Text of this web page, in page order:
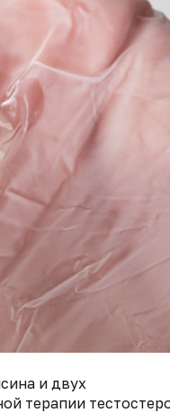
и двух
терапии